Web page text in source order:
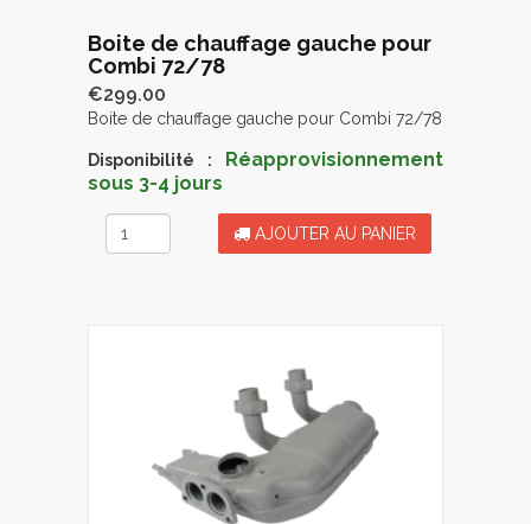
Boite de chauffage gauche pour
Combi 72/78
€299.00
Boite de chauffage gauche pour Combi 72/78
Disponibilité :
Réapprovisionnement
sous 3-4 jours
AJOUTER AU PANIER